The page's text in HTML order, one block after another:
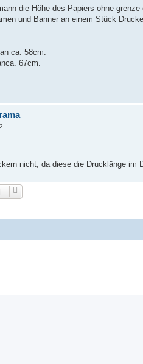
die Höhe des Papiers ohne grenze
und Banner an einem Stück
ca. 58cm.
67cm.
nicht, da diese die Drucklänge im